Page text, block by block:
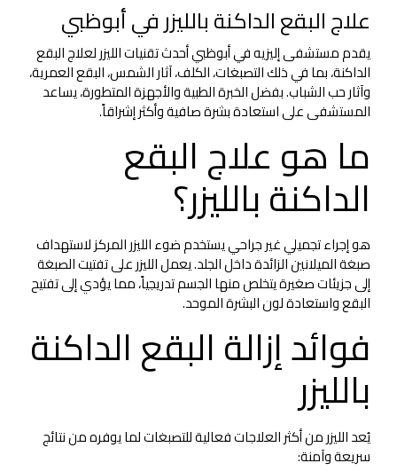
علاج البقع الداكنة بالليزر في أبوظبي
يقدم مستشفى إليزيه في أبوظبي أحدث تقنيات الليزر لعلاج البقع
الداكنة، بما في ذلك التصبغات، الكلف، آثار الشمس، البقع العمرية،
وآثار حب الشباب. بفضل الخبرة الطبية والأجهزة المتطورة، يساعد
المستشفى على استعادة بشرة صافية وأكثر إشراقاً.
ما هو علاج البقع
الداكنة بالليزر؟
هو إجراء تجميلي غير جراحي يستخدم ضوء الليزر المركز لاستهداف
صبغة الميلانين الزائدة داخل الجلد. يعمل الليزر على تفتيت الصبغة
إلى جزيئات صغيرة يتخلص منها الجسم تدريجياً، مما يؤدي إلى تفتيح
البقع واستعادة لون البشرة الموحد.
فوائد إزالة البقع الداكنة
بالليزر
يُعد الليزر من أكثر العلاجات فعالية للتصبغات لما يوفره من نتائج
سريعة وآمنة: